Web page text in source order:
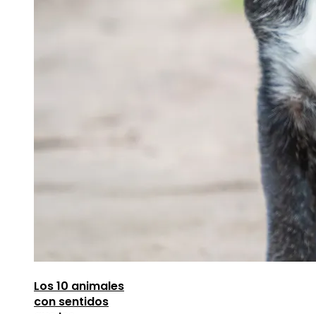
Los 10 animales
con sentidos